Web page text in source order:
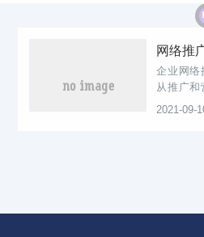
网络推
企业网络
从推广和
企业品牌
2021-09-